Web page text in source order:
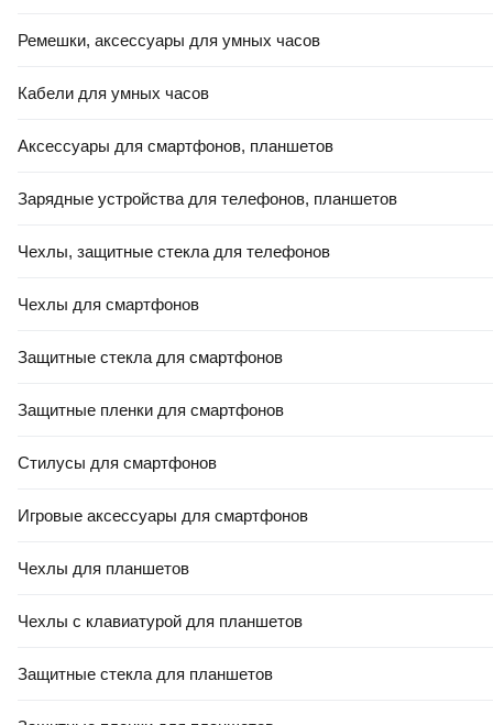
Ремешки, аксессуары для умных часов
Кабели для умных часов
Аксессуары для смартфонов, планшетов
Зарядные устройства для телефонов, планшетов
Чехлы, защитные стекла для телефонов
Чехлы для смартфонов
Защитные стекла для смартфонов
Защитные пленки для смартфонов
Стилусы для смартфонов
Игровые аксессуары для смартфонов
Чехлы для планшетов
Чехлы с клавиатурой для планшетов
Защитные стекла для планшетов